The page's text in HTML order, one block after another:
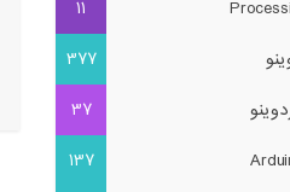
11
377
37
137